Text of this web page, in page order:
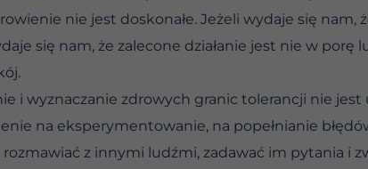
nie jest doskonałe. Jeżeli wydaje się
się nam, że zalecone działanie jest nie w
i wyznaczanie zdrowych granic tolerancji nie
na eksperymentowanie, na popełnianie
z innymi ludźmi, zadawać im pytania i